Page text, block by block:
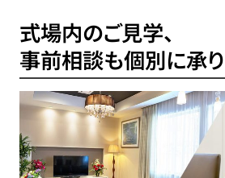
式場内のご見学、
事前相談も個別に承